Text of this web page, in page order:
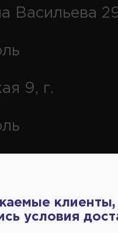
Васильева
9, г.
,
клиенты,
условия